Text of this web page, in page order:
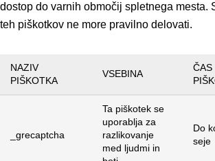
dostop do varnih območij spletnega mesta.
teh piškotkov ne more pravilno delovati.
NAZIV
PIŠKOTKA
VSEBINA
ČAS
_grecaptcha
Ta piškotek se
uporablja za
razlikovanje
med ljudmi in
Do
seje